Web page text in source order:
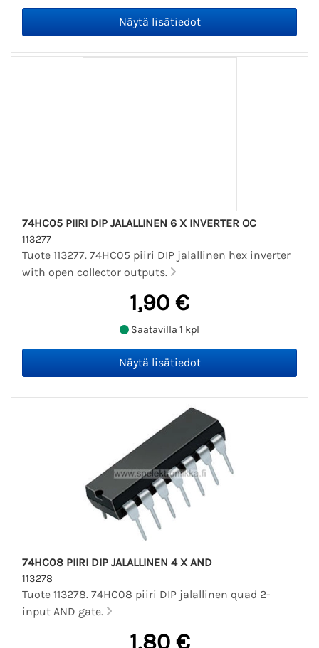
74HC05 PIIRI DIP JALALLINEN 6 X INVERTER OC
113277
Tuote 113277. 74HC05 piiri DIP jalallinen hex inverter
with open collector outputs.
1,90 €
Saatavilla 1 kpl
74HC08 PIIRI DIP JALALLINEN 4 X AND
113278
Tuote 113278. 74HC08 piiri DIP jalallinen quad 2-
input AND gate.
1,80 €